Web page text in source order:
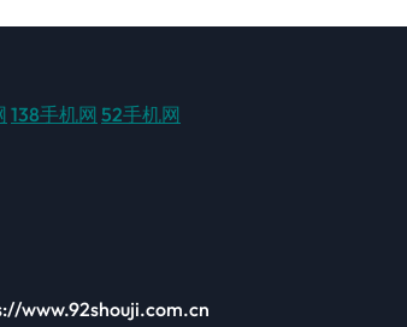
138手机网 52手机网
www.92shouji.com.cn